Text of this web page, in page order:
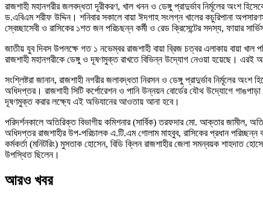
রাজশাহী মহানগরীর জলবদ্ধতা দূরীকরণ, খাল খনন ও ডেঙ্গু প্রাদুর্ভাব নির্মূলের অংশ
ড.এবিএম শরীফ উদ্দিন। শনিবার সকালে বায়া ঈদগাহ সংলগ্ন খালের কচুরিপানা
স্বেচ্ছাসেবী ও রাসিকের ১শত জন পরিচছন্ন কর্মী ও রেড ক্রিসেন্টের সদস্য, ফায়ার
জাতীয় যুব দিবস উপলক্ষে গত ১ নভেম্বর রাজশাহী বায়া ব্রিজ চত্বর এলাকায় বায়া খাল
রাজশাহী মহানগরীকে ডেঙ্গু ও দূষণমুক্ত রাখতে বিভিন্ন উদ্যোগ নেওয়া হয়েছে। এরই
সংশ্লিষ্টরা জানান, রাজশাহী নগরীর জলাবদ্ধতা নিরসন ও ডেঙ্গু প্রাদুর্ভাব নির্মূলের
অধিদপ্তর। রাজশাহী সিটি কর্পোরেশন ও পানি উন্নয়ন বোর্ডের যৌথ উদ্যোগে
দূষণমুক্ত করার লক্ষ্যে এই অভিযানের আওতায় আনা হবে।
পরিদর্শনকালে অতিরিক্ত বিভাগীয় কমিশনার (সার্বিক) তরফদার মো. আক্তার জামীল,
অধিদপ্তর রাজশাহীর উপ-পরিচালক এ.টি.এম গোলাম মাহবুব, রাসিকের প্রধান পরিচ্ছন্ন
কর্মকর্তা (মনিটরিং) মুসতাক হোসেন, বিডি ক্লিন রাজশাহীর জেলা সমন্বয়ক শাহদাত
উপস্থিত ছিলেন।
আরও খবর